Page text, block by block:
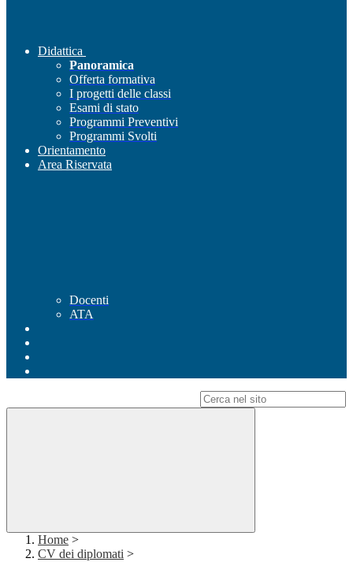
Didattica
Panoramica
Offerta formativa
I progetti delle classi
Esami di stato
Programmi Preventivi
Programmi Svolti
Orientamento
Area Riservata
Docenti
ATA
Home >
CV dei diplomati >